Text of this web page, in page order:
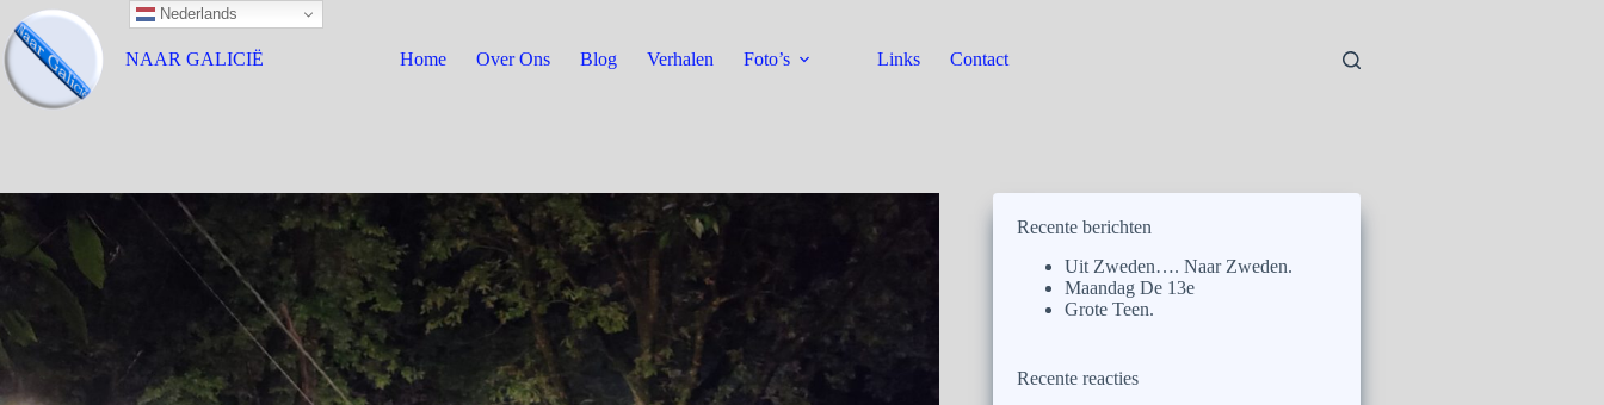
NAAR GALICIË Home Over Ons Blog Verhalen Foto’s Links Contact
Recente berichten
Uit Zweden…. Naar Zweden.
Maandag De 13e
Grote Teen.
Recente reacties
Nederlands